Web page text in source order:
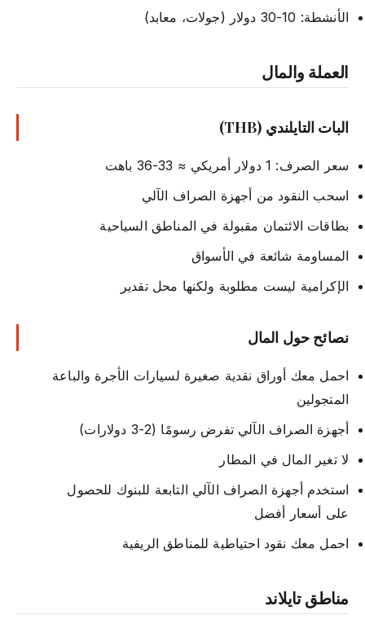
الأنشطة: 10-30 دولار (جولات، معابد)
العملة والمال
البات التايلندي (THB)
سعر الصرف: 1 دولار أمريكي ≈ 33-36 باهت
اسحب النقود من أجهزة الصراف الآلي
بطاقات الائتمان مقبولة في المناطق السياحية
المساومة شائعة في الأسواق
الإكرامية ليست مطلوبة ولكنها محل تقدير
نصائح حول المال
احمل معك أوراق نقدية صغيرة لسيارات الأجرة والباعة
المتجولين
أجهزة الصراف الآلي تفرض رسومًا (2-3 دولارات)
لا تغير المال في المطار
استخدم أجهزة الصراف الآلي التابعة للبنوك للحصول
على أسعار أفضل
احمل معك نقود احتياطية للمناطق الريفية
مناطق تايلاند